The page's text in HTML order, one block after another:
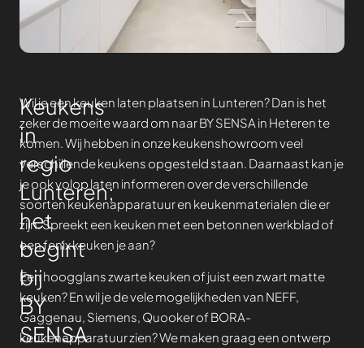
Keukens
in
regio
Lunteren;
het
begint
bij
BY
SENSA
Wil je een keuken laten plaatsen in Lunteren? Dan is het
zeker de moeite waard om naar BY SENSA in Heteren te
komen. Wij hebben in onze keukenshowroom veel
verschillende keukens opgesteld staan. Daarnaast kan je
je ook volop laten informeren over de verschillende
soorten keukenapparatuur en keukenmaterialen die er
zijn. Spreekt een keuken met een betonnen werkblad of
een fenix keuken je aan?
Een hoogglans zwarte keuken of juist een zwart matte
keuken? En wil je de vele mogelijkheden van NEFF,
Gaggenau, Siemens, Quooker of BORA-
keukenapparatuur zien? We maken graag een ontwerp